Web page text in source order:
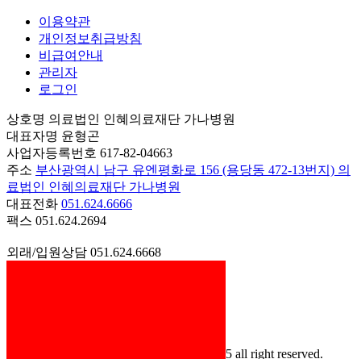
이용약관
개인정보취급방침
비급여안내
관리자
로그인
상호명 의료법인 인혜의료재단 가나병원
대표자명 윤형곤
사업자등록번호 617-82-04663
주소 부산광역시 남구 유엔평화로 156 (용당동 472-13번지) 의
료법인 인혜의료재단 가나병원
대표전화 051.624.6666
팩스 051.624.2694
외래/입원상담 051.624.6668
ⓒ의료법인인혜의료재단 가나병원 2025 all right reserved.